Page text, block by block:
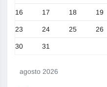
agosto 2026
16 17 18 19
23 24 25 26
30 31